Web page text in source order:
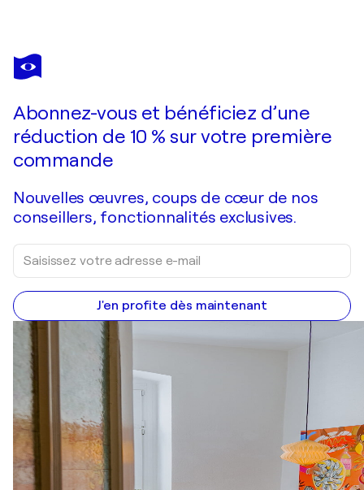
MIN ZOU
Virtual world
Abonnez-vous et bénéficiez d’une
réduction de 10 % sur votre première
commande
Nouvelles œuvres, coups de cœur de nos
conseillers, fonctionnalités exclusives.
J'en profite dès maintenant